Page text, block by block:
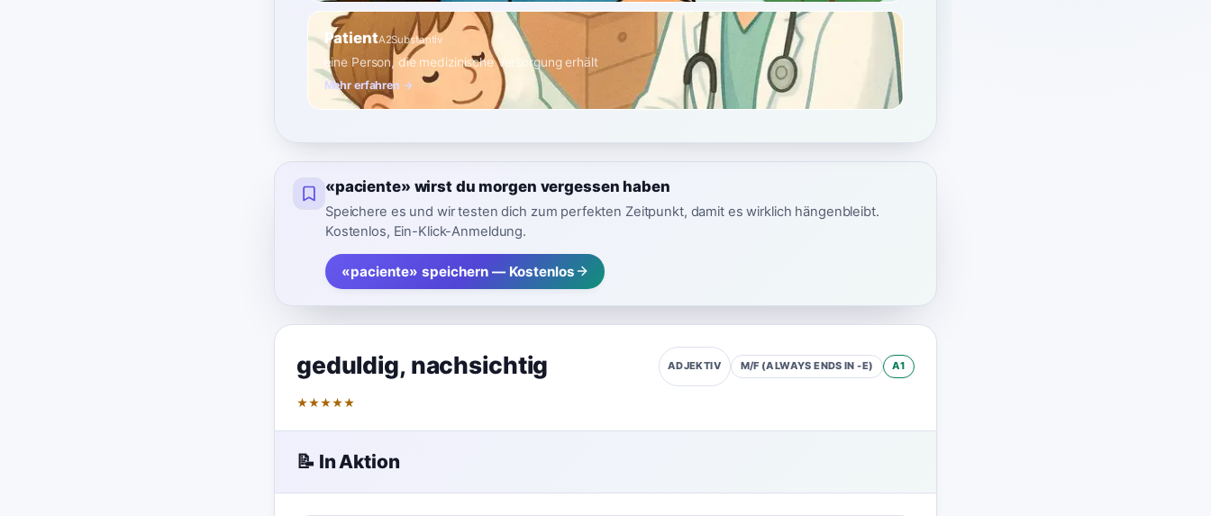
PatientA2Substantiv
eine Person, die medizinische Versorgung erhält
Mehr erfahren →
«paciente» wirst du morgen vergessen haben
Speichere es und wir testen dich zum perfekten Zeitpunkt, damit es wirklich hängenbleibt.
Kostenlos, Ein-Klick-Anmeldung.
«paciente» speichern — Kostenlos
geduldig, nachsichtig ADJEKTIV M/F (ALWAYS ENDS IN -E) A1
★★★★★
📝 In Aktion